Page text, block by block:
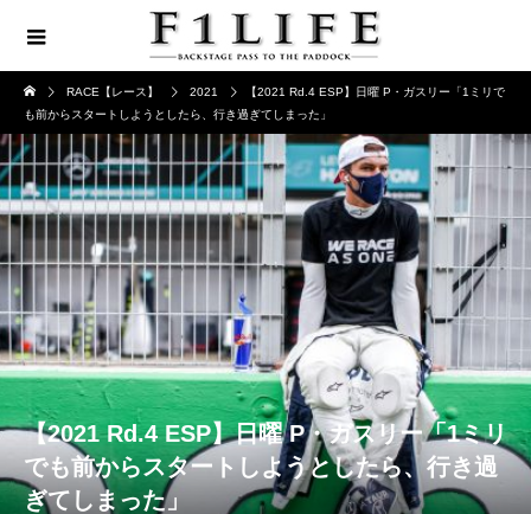
RACE【レース】 2021
【2021 Rd.4 ESP】日曜 P・ガスリー「1ミリで
も前からスタートしようとしたら、行き過ぎてしまった」
【2021 Rd.4 ESP】日曜 P・ガスリー「1ミリ
でも前からスタートしようとしたら、行き過
ぎてしまった」